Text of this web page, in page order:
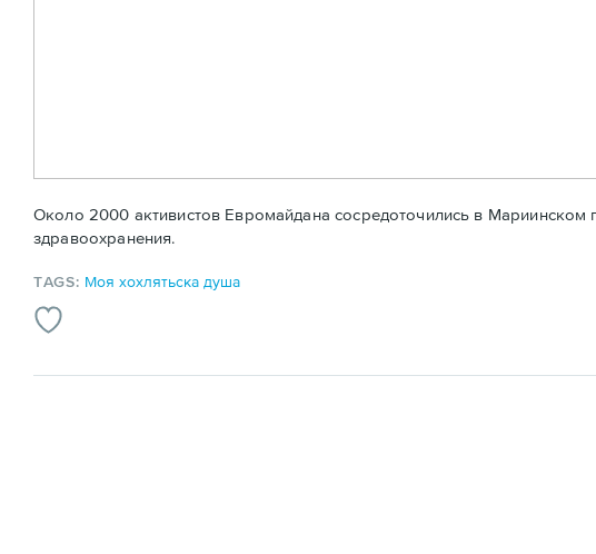
Около 2000 активистов Евромайдана сосредоточились в
здравоохранения.
TAGS: Моя хохлятьска душа